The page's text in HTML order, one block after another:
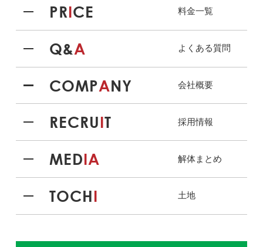
PRICE 料金一覧
Q&A よくある質問
COMPANY 会社概要
RECRUIT 採用情報
MEDIA 解体まとめ
TOCHI 土地